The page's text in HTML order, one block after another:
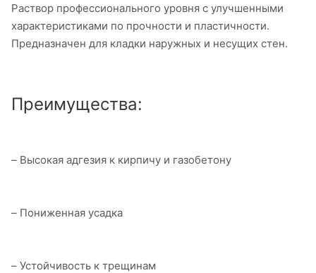
Раствор профессионального уровня с улучшенными
характеристиками по прочности и пластичности.
Предназначен для кладки наружных и несущих стен.
Преимущества:
– Высокая адгезия к кирпичу и газобетону
– Пониженная усадка
– Устойчивость к трещинам